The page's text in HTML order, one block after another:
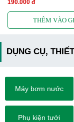
190.000 đ
DỤNG CỤ,
Máy bơm nước
Phụ kiện tưới